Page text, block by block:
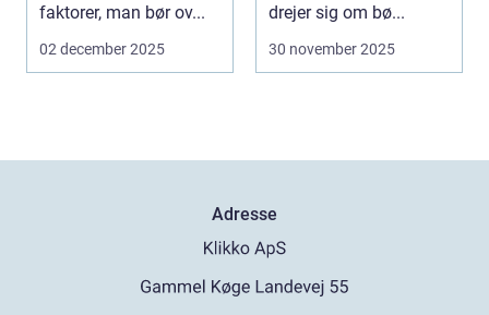
faktorer, man bør ov...
02 december 2025
drejer sig om bø...
30 november 2025
Adresse